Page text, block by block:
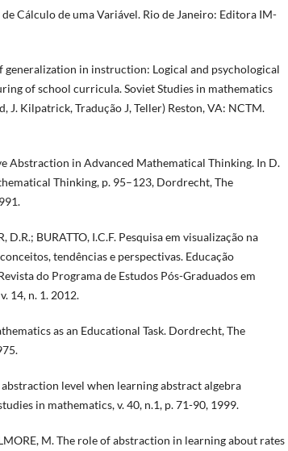
Cálculo de uma Variável. Rio de Janeiro: Editora IM-
generalization in instruction: Logical and psychological
of school curricula. Soviet Studies in mathematics
J. Kilpatrick, Tradução J, Teller) Reston, VA: NCTM.
Abstraction in Advanced Mathematical Thinking. In D.
Thinking, p. 95–123, Dordrecht, The
D.R.; BURATTO, I.C.F. Pesquisa em visualização na
tendências e perspectivas. Educação
do Programa de Estudos Pós-Graduados em
14, n. 1. 2012.
as an Educational Task. Dordrecht, The
level when learning abstract algebra
in mathematics, v. 40, n.1, p. 71-90, 1999.
M. The role of abstraction in learning about rates